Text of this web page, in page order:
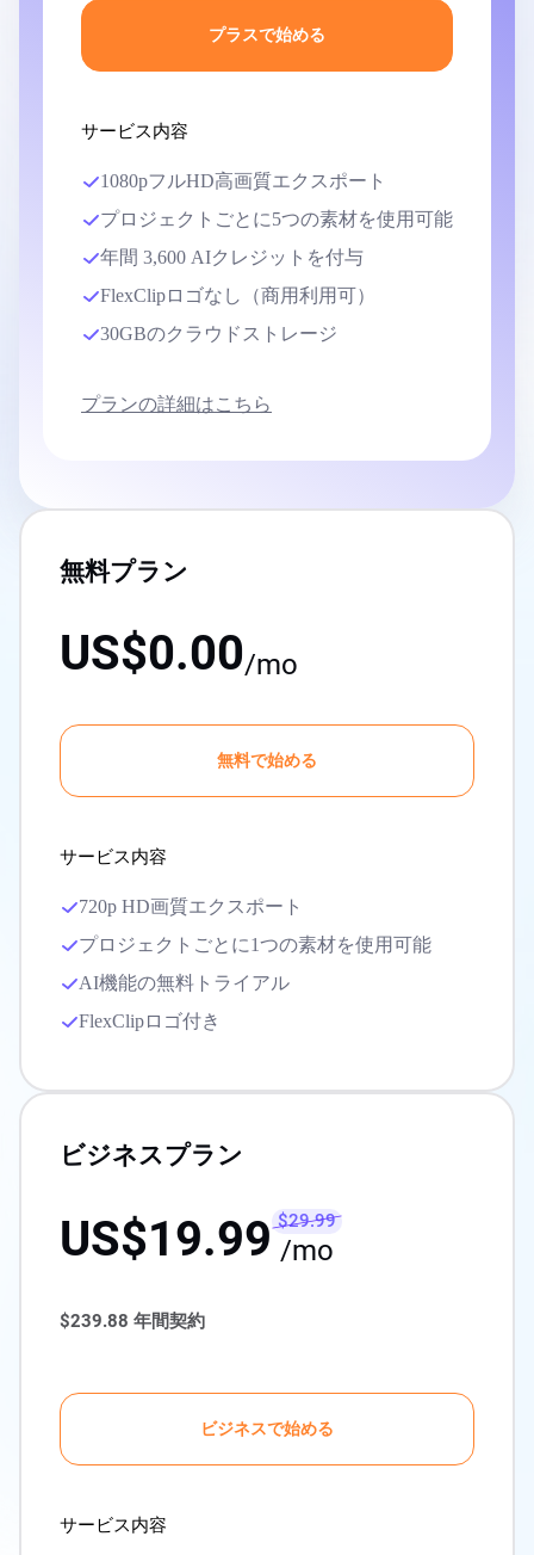
プラスで始める
サービス内容
1080pフルHD高画質エクスポート
プロジェクトごとに5つの素材を使用可能
年間 3,600 AIクレジットを付与
FlexClipロゴなし（商用利用可）
30GBのクラウドストレージ
プランの詳細はこちら
無料プラン
US$0.00/mo
無料で始める
サービス内容
720p HD画質エクスポート
プロジェクトごとに1つの素材を使用可能
AI機能の無料トライアル
FlexClipロゴ付き
ビジネスプラン
US$19.99 $29.99
/mo
$239.88 年間契約
ビジネスで始める
サービス内容